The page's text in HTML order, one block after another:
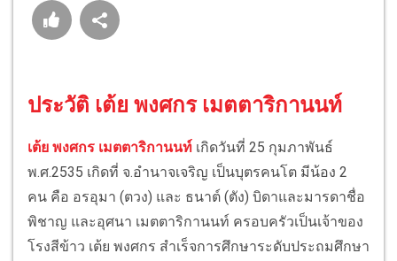
ประวัติ เต้ย พงศกร เมตตาริกานนท์
เต้ย พงศกร เมตตาริกานนท์ เกิดวันที่ 25 กุมภาพันธ์
พ.ศ.2535 เกิดที่ จ.อำนาจเจริญ เป็นบุตรคนโต มีน้อง 2
คน คือ อรอุมา (ตวง) และ ธนาต์ (ตัง) บิดาและมารดาชื่อ
พิชาญ และอุศนา เมตตาริกานนท์ ครอบครัวเป็นเจ้าของ
โรงสีข้าว เต้ย พงศกร สำเร็จการศึกษาระดับประถมศึกษา